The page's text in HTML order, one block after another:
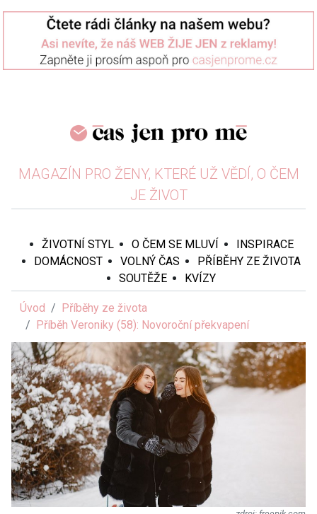
MAGAZÍN PRO ŽENY, KTERÉ UŽ VĚDÍ, O ČEM
JE ŽIVOT
ŽIVOTNÍ STYL O ČEM SE MLUVÍ
INSPIRACE
DOMÁCNOST
VOLNÝ ČAS
PŘÍBĚHY ZE ŽIVOTA
SOUTĚŽE
KVÍZY
Úvod
Příběhy ze života
Příběh Veroniky (58): Novoroční překvapení